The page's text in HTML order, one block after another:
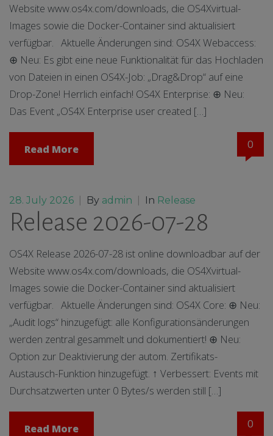
Website www.os4x.com/downloads, die OS4Xvirtual-
Images sowie die Docker-Container sind aktualisiert
verfügbar. Aktuelle Änderungen sind: OS4X Webaccess:
⊕ Neu: Es gibt eine neue Funktionalität für das Hochladen
von Dateien in einen OS4X-Job: „Drag&Drop“ auf eine
Drop-Zone! Herrlich einfach! OS4X Enterprise: ⊕ Neu:
Das Event „OS4X Enterprise user created […]
Read More 0
28. July 2026 By admin In Release
Release 2026-07-28
OS4X Release 2026-07-28 ist online downloadbar auf der
Website www.os4x.com/downloads, die OS4Xvirtual-
Images sowie die Docker-Container sind aktualisiert
verfügbar. Aktuelle Änderungen sind: OS4X Core: ⊕ Neu:
„Audit logs“ hinzugefügt: alle Konfigurationsänderungen
werden zentral gesammelt und dokumentiert! ⊕ Neu:
Option zur Deaktivierung der autom. Zertifikats-
Austausch-Funktion hinzugefügt. ↑ Verbessert: Events mit
Durchsatzwerten unter 0 Bytes/s werden still […]
Read More 0